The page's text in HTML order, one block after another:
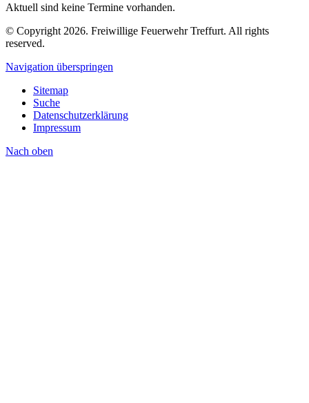
Aktuell sind keine Termine vorhanden.
© Copyright 2026. Freiwillige Feuerwehr Treffurt. All rights
reserved.
Navigation überspringen
Sitemap
Suche
Datenschutzerklärung
Impressum
Nach oben